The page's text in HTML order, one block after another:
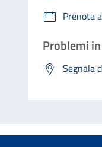
Prenota
Problemi
Segnala